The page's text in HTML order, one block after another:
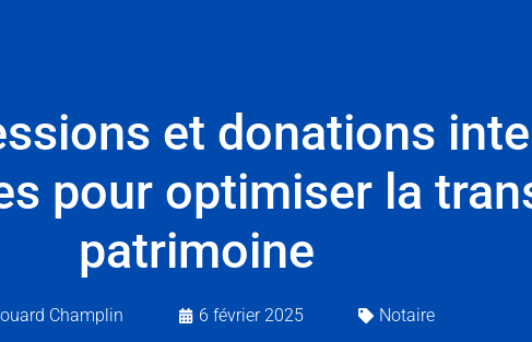
et donations
pour optimiser la
patrimoine
Champlin 6 février 2025 Notaire